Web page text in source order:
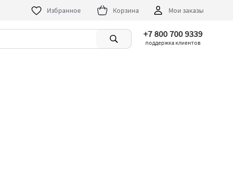
Избранное Корзина Мои заказы
+7 800 700 9339
поддержка клиентов